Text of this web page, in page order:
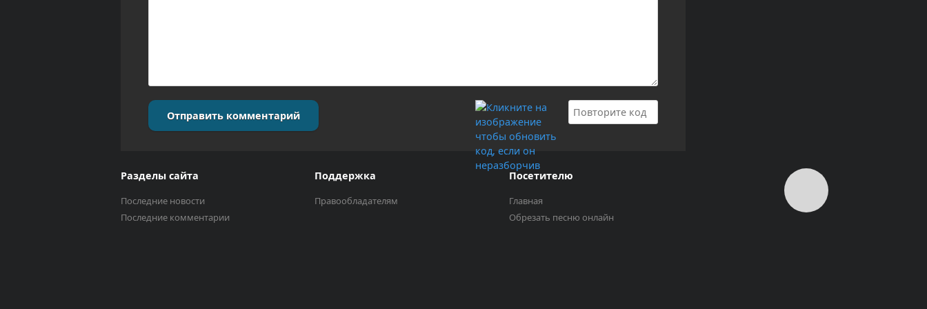
Отправить комментарий
Разделы сайта
Последние новости
Последние комментарии
Поддержка
Правообладателям
Посетителю
Главная
Обрезать песню онлайн